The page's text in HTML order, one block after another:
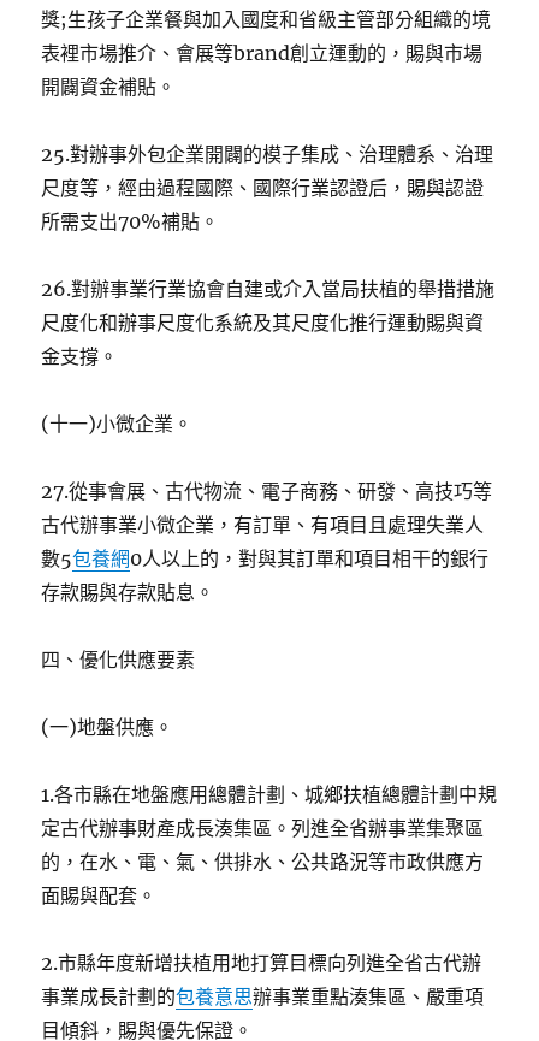
獎;生孩子企業餐與加入國度和省級主管部分組織的境
表裡市場推介、會展等brand創立運動的，賜與市場
開闢資金補貼。
25.對辦事外包企業開闢的模子集成、治理體系、治理
尺度等，經由過程國際、國際行業認證后，賜與認證
所需支出70%補貼。
26.對辦事業行業協會自建或介入當局扶植的舉措措施
尺度化和辦事尺度化系統及其尺度化推行運動賜與資
金支撐。
(十一)小微企業。
27.從事會展、古代物流、電子商務、研發、高技巧等
古代辦事業小微企業，有訂單、有項目且處理失業人
數5包養網0人以上的，對與其訂單和項目相干的銀行
存款賜與存款貼息。
四、優化供應要素
(一)地盤供應。
1.各市縣在地盤應用總體計劃、城鄉扶植總體計劃中規
定古代辦事財產成長湊集區。列進全省辦事業集聚區
的，在水、電、氣、供排水、公共路況等市政供應方
面賜與配套。
2.市縣年度新增扶植用地打算目標向列進全省古代辦
事業成長計劃的包養意思辦事業重點湊集區、嚴重項
目傾斜，賜與優先保證。